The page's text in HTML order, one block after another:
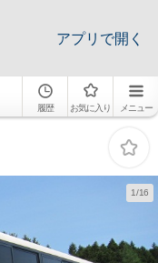
アプリで開く
履歴 お気に入り メニュー
1/16